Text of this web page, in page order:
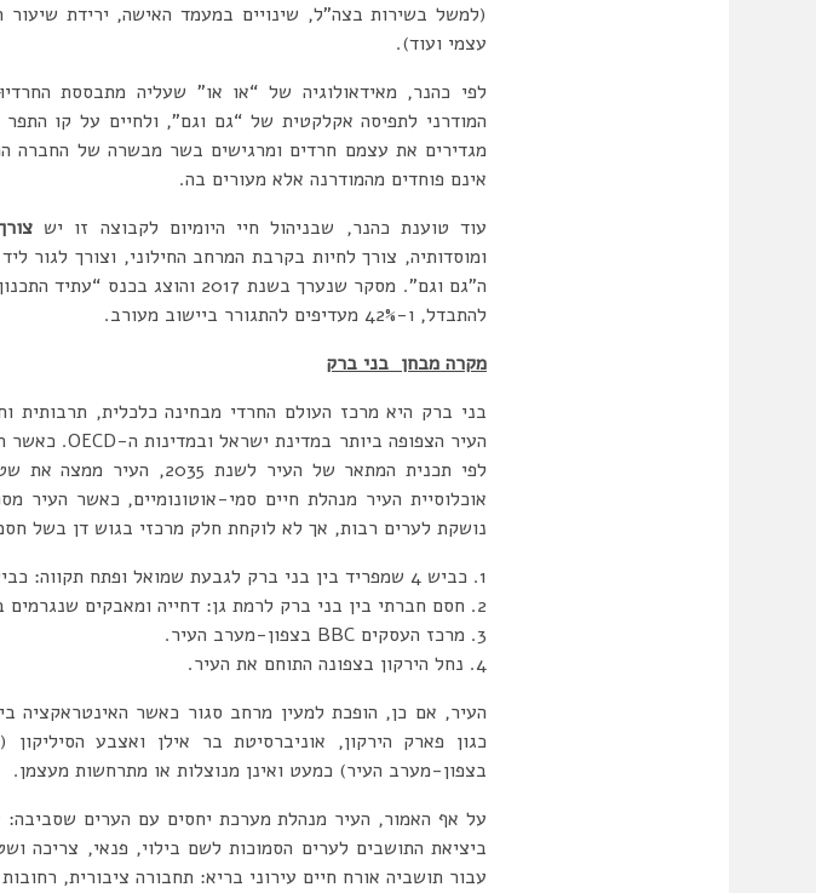
(למשל בשירות בצה”ל, שינויים במעמד האישה, ירידת שיעור
עצמי ועוד).
לפי כהנר, מאידאולוגיה של “או או” שעליה מתבססת
המודרני לתפיסה אקלקטית של “גם וגם”, ולחיים על קו
מגדירים את עצמם חרדים ומרגישים בשר מבשרה של החברה
אינם פוחדים מהמודרנה אלא מעורים בה.
עוד טוענת כהנר, שבניהול חיי היומיום לקבוצה זו יש
ומוסדותיה, צורך לחיות בקרבת המרחב החילוני, וצורך לגור
להתבדל, ו-42% מעדיפים להתגורר ביישוב מעורב.
מקרה מבחן בני ברק
בני ברק היא מרכז העולם החרדי מבחינה כלכלית, תרבותית
לפי תכנית המתאר של העיר
אוכלוסיית העיר מנהלת חיים סמי-אוטונומיים, כאשר
נושקת לערים רבות, אך לא לוקחת חלק מרכזי בגוש דן בשל
כביש 4 שמפריד בין בני ברק לגבעת שמואל ופתח תקווה: כביש בין עירוני בעל שמונה נתיבים שמשני צדיו קירות אקוסטיים.
חסם חברתי בין בני ברק לרמת גן: דחייה ומאבקים
מרכז העסקים BBC בצפון-מערב העיר.
נחל הירקון בצפונה התוחם את העיר.
העיר, אם כן, הופכת למעין מרחב סגור כאשר האינטראקציה
כגון פארק הירקון, אוניברסיטת בר אילן ואצבע
בצפון-מערב העיר) כמעט ואינן מנוצלות או מתרחשות מעצמן.
על אף האמור, העיר מנהלת מערכת יחסים עם הערים שסביבה:
ביציאת התושבים לערים הסמוכות לשם בילוי, פנאי, צריכה
עבור תושביה אורח חיים עירוני בריא: תחבורה ציבורית,